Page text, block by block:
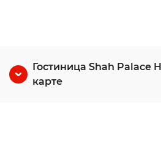
Гостиница Shah Palace
карте